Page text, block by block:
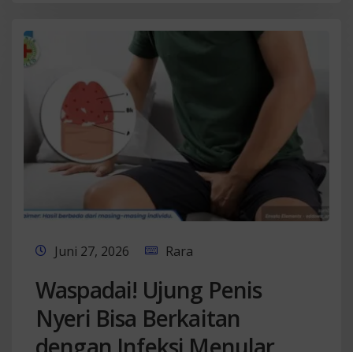
Juni 27, 2026 Rara
Waspadai! Ujung Penis
Nyeri Bisa Berkaitan